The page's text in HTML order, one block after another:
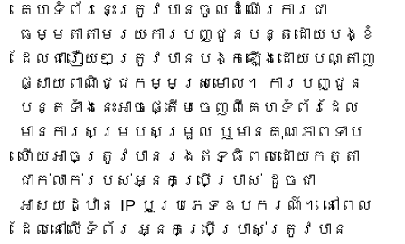
គេហទំព័រនេះត្រូវបានចូលដំណើរការជា
ធម្មតាតាមរយៈការបញ្ជូនបន្តដោយបង្ខំ
ដែលជារឿយៗត្រូវបានបង្កឡើងដោយបណ្តាញ
ផ្សាយពាណិជ្ជកម្មស្រមោល។ ការបញ្ជូន
បន្តទាំងនេះអាចផ្តើមចេញពីគេហទំព័រដែល
មានការសម្របសម្រួល ឬមានគុណភាពទាប
ហើយអាចត្រូវបានរងឥទ្ធិពលដោយកត្តា
ជាក់លាក់របស់អ្នកប្រើប្រាស់ ដូចជា
អាសយដ្ឋាន IP ឬប្រភេទឧបករណ៍។ នៅពេល
ដែលនៅលើទំព័រ អ្នកប្រើប្រាស់ត្រូវបាន